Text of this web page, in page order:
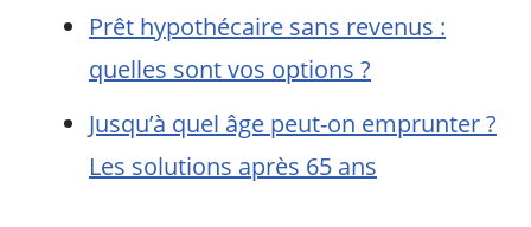
Prêt hypothécaire sans revenus :
quelles sont vos options ?
Jusqu’à quel âge peut-on emprunter ?
Les solutions après 65 ans